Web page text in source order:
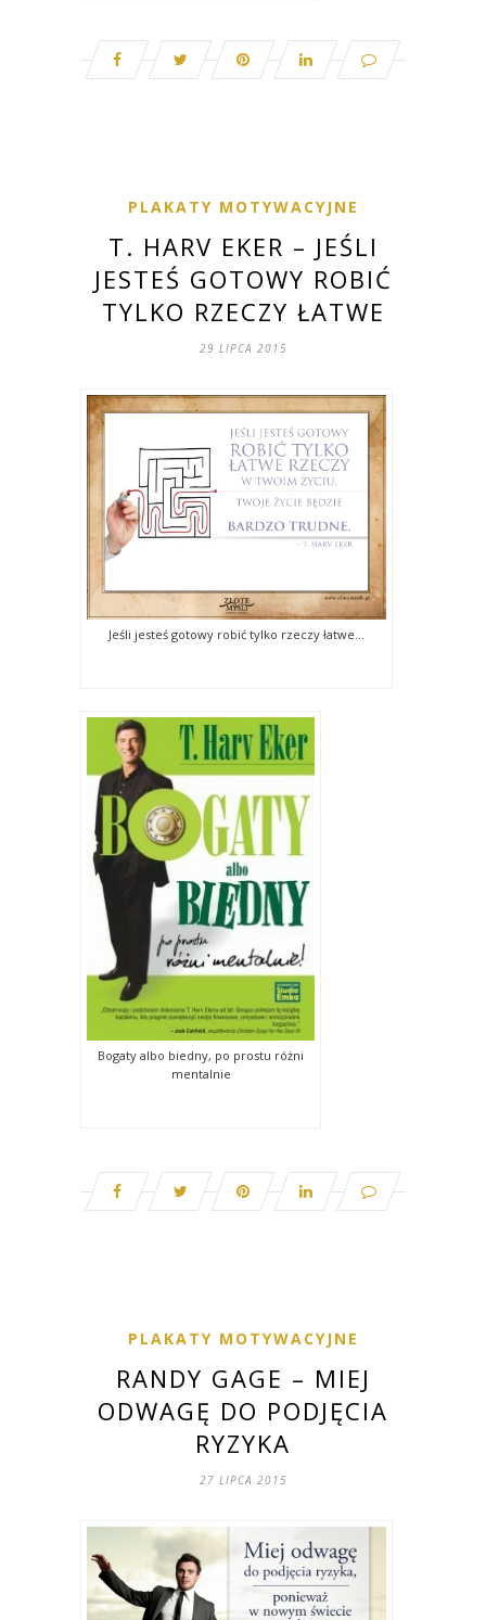
PLAKATY MOTYWACYJNE
T. HARV EKER – JEŚLI
JESTEŚ GOTOWY ROBIĆ
TYLKO RZECZY ŁATWE
29 LIPCA 2015
Jeśli jesteś gotowy robić tylko rzeczy łatwe…
Bogaty albo biedny, po prostu różni
mentalnie
PLAKATY MOTYWACYJNE
RANDY GAGE – MIEJ
ODWAGĘ DO PODJĘCIA
RYZYKA
27 LIPCA 2015